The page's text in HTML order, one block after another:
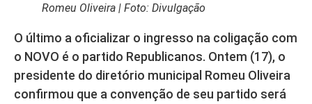
Romeu Oliveira | Foto: Divulgação
O último a oficializar o ingresso na coligação com
o NOVO é o partido Republicanos. Ontem (17), o
presidente do diretório municipal Romeu Oliveira
confirmou que a convenção de seu partido será